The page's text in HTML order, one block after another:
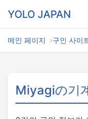
YOLO JAPAN
메인 페이지 구인 사이
Miyagiの기